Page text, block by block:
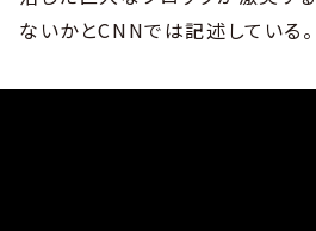
ないかとCNNでは記述している。